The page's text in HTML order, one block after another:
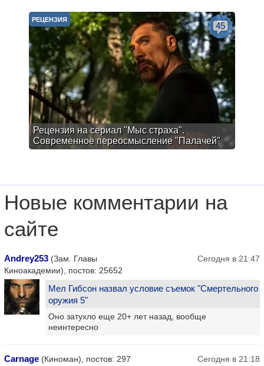
Рецензия на сериал "Мыс страха".
Современное переосмысление "Палачей"
РЕЦЕНЗИЯ
45
Новые комментарии на
сайте
Andrey253 (Зам. Главы
Киноакадемии), постов: 25652
Сегодня в 21:47
Мел Гибсон назвал условие съемок "Смертельного
оружия 5"
Оно затухло еще 20+ лет назад, вообще
неинтересно
Carnage (Киноман), постов: 297 Сегодня в 21:18